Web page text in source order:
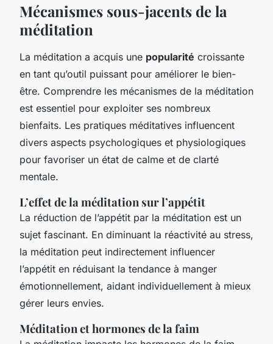
Mécanismes sous-jacents de la
méditation
La méditation a acquis une popularité croissante
en tant qu’outil puissant pour améliorer le bien-
être. Comprendre les mécanismes de la méditation
est essentiel pour exploiter ses nombreux
bienfaits. Les pratiques méditatives influencent
divers aspects psychologiques et physiologiques
pour favoriser un état de calme et de clarté
mentale.
L’effet de la méditation sur l’appétit
La réduction de l’appétit par la méditation est un
sujet fascinant. En diminuant la réactivité au stress,
la méditation peut indirectement influencer
l’appétit en réduisant la tendance à manger
émotionnellement, aidant individuellement à mieux
gérer leurs envies.
Méditation et hormones de la faim